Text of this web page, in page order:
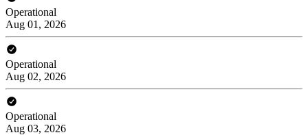
Operational
Aug 01, 2026
Operational
Aug 02, 2026
Operational
Aug 03, 2026